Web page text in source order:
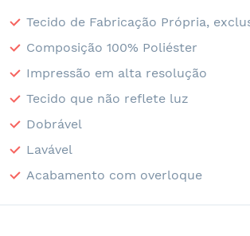
Tecido de Fabricação Própria,
Composição 100% Poliéster
Impressão em alta resolução
Tecido que não reflete luz
Dobrável
Lavável
Acabamento com overloque